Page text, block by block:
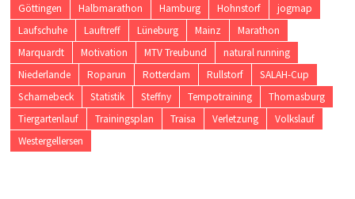
Göttingen
Halbmarathon Hamburg Hohnstorf
jogmap
Laufschuhe
Lauftreff Lüneburg Mainz
Marathon
Marquardt
Motivation MTV Treubund
natural running
Niederlande
Roparun Rotterdam Rullstorf
SALAH-Cup
Scharnebeck
Statistik Steffny Tempotraining
Thomasburg
Tiergartenlauf
Trainingsplan Traisa Verletzung
Volkslauf
Westergellersen